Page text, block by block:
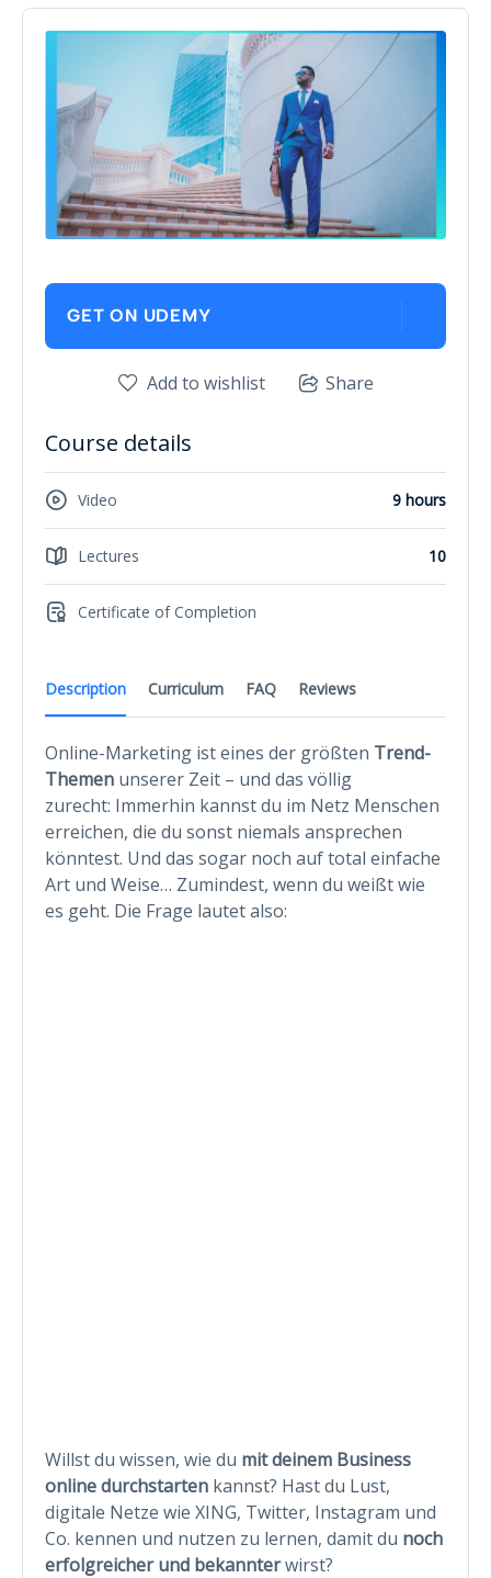
Description Curriculum FAQ Reviews
Online-Marketing ist eines der größten Trend-
Themen unserer Zeit – und das völlig
zurecht: Immerhin kannst du im Netz Menschen
erreichen, die du sonst niemals ansprechen
könntest. Und das sogar noch auf total einfache
Art und Weise… Zumindest, wenn du weißt wie
es geht. Die Frage lautet also:
Willst du wissen, wie du mit deinem Business
online durchstarten kannst? Hast du Lust,
digitale Netze wie XING, Twitter, Instagram und
Co. kennen und nutzen zu lernen, damit du noch
erfolgreicher und bekannterwirst?
GET ON UDEMY
Add to wishlist Share
Course details
Video 9 hours
Lectures 10
Certificate of Completion